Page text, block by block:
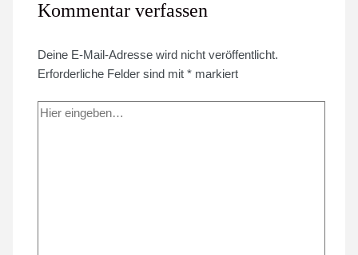
Kommentar verfassen
Deine E-Mail-Adresse wird nicht veröffentlicht.
Erforderliche Felder sind mit* markiert
Hier